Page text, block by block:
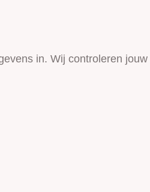
in. Wij controleren jouw